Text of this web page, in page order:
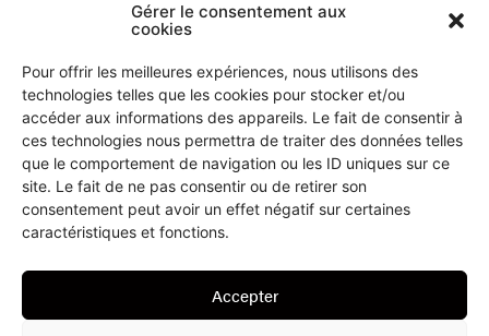
Gérer le consentement aux
cookies
Pour offrir les meilleures expériences, nous utilisons des
technologies telles que les cookies pour stocker et/ou
accéder aux informations des appareils. Le fait de consentir à
ces technologies nous permettra de traiter des données telles
que le comportement de navigation ou les ID uniques sur ce
site. Le fait de ne pas consentir ou de retirer son
consentement peut avoir un effet négatif sur certaines
caractéristiques et fonctions.
Accepter
Archives
Tarifs et dates de parutions
Politique de cookies
Politique de confidentialité
Le Ô
2300 La Chaux-de-Fonds
info@le-O.ch